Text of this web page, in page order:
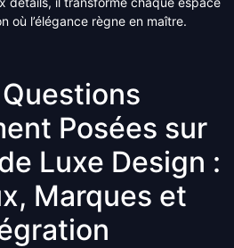
où l’élégance règne en maître.
Posées sur
Luxe Design :
Marques et